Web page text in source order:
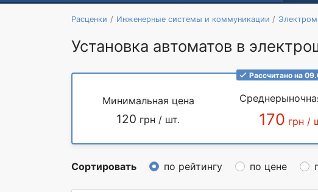
Расценки Инженерные системы и коммуникации
Установка автоматов в
Рассчитано на
Минимальная цена
120 грн / шт. 170 грн /
Сортировать по рейтингу по цене